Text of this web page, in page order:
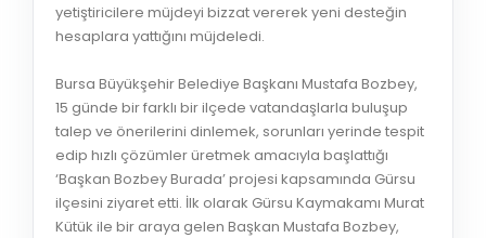
yetiştiricilere müjdeyi bizzat vererek yeni desteğin
hesaplara yattığını müjdeledi.
Bursa Büyükşehir Belediye Başkanı Mustafa Bozbey,
15 günde bir farklı bir ilçede vatandaşlarla buluşup
talep ve önerilerini dinlemek, sorunları yerinde tespit
edip hızlı çözümler üretmek amacıyla başlattığı
‘Başkan Bozbey Burada’ projesi kapsamında Gürsu
ilçesini ziyaret etti. İlk olarak Gürsu Kaymakamı Murat
Kütük ile bir araya gelen Başkan Mustafa Bozbey,